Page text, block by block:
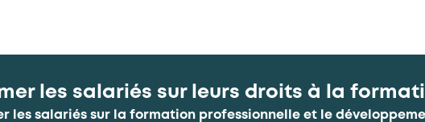
les salariés sur leurs droits à la
les salariés sur la formation professionnelle et le